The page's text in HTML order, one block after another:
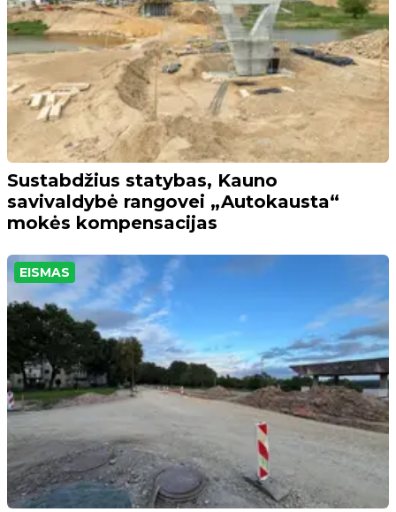
Sustabdžius statybas, Kauno
savivaldybė rangovei „Autokausta“
mokės kompensacijas
EISMAS